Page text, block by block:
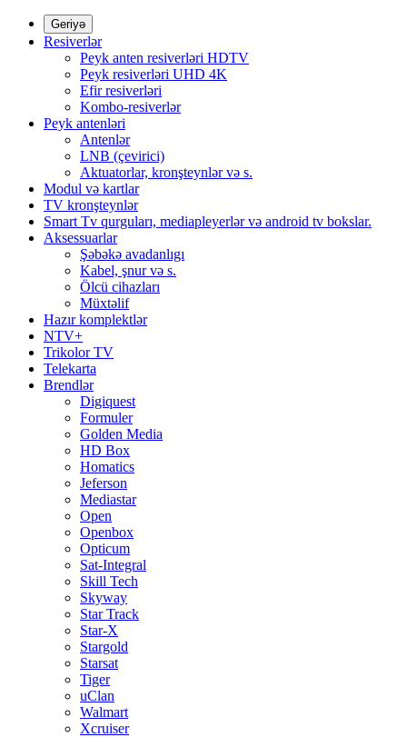
Geriyə
Resiverlər
Peyk anten resiverləri HDTV
Peyk resiverləri UHD 4K
Efir resiverləri
Kombo-resiverlər
Peyk antenləri
Antenlər
LNB (çevirici)
Aktuatorlar, kronşteynlər və s.
Modul və kartlar
TV kronşteynlər
Smart Tv qurguları, mediapleyerlər və android tv bokslar.
Aksessuarlar
Şəbəkə avadanlıgı
Kabel, şnur və s.
Ölcü cihazları
Müxtəlif
Hazır komplektlər
NTV+
Trikolor TV
Telekarta
Brendlər
Digiquest
Formuler
Golden Media
HD Box
Homatics
Jeferson
Mediastar
Open
Openbox
Opticum
Sat-Integral
Skill Tech
Skyway
Star Track
Star-X
Stargold
Starsat
Tiger
uClan
Walmart
Xcruiser